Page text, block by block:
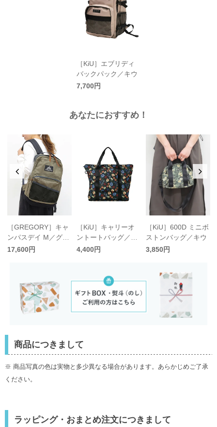
［KiU］エブリディ
バックパック／キウ
7,700円
あなたにおすすめ！
［GREGORY］キャ
ンパスデイ M／グレ
ゴリー
17,600円
［KiU］キャリーオ
ントートバッグ／キ
ウ
4,400円
［KiU］600D ミニボ
ストンバッグ／キウ
3,850円
商品につきまして
※ 商品写真の色は実物と多少異なる場合があります。あらかじめご了承
ください。
ラッピング・おまとめ注文につきまして